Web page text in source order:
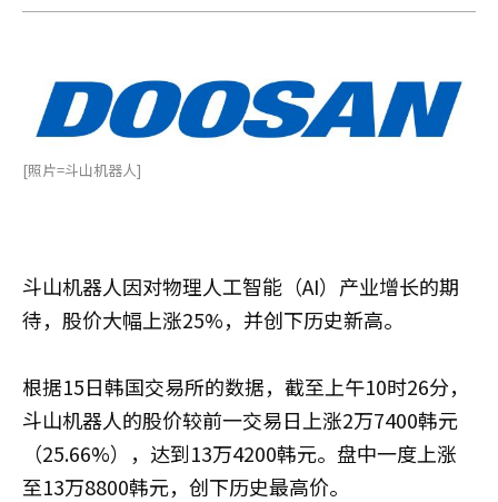
章 小
[照片=斗山机器人]
斗山机器人因对物理人工智能（AI）产业增长的期
待，股价大幅上涨25%，并创下历史新高。
根据15日韩国交易所的数据，截至上午10时26分，
斗山机器人的股价较前一交易日上涨2万7400韩元
（25.66%），达到13万4200韩元。盘中一度上涨
至13万8800韩元，创下历史最高价。